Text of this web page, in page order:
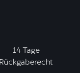
14 Tage
Rückgaberecht